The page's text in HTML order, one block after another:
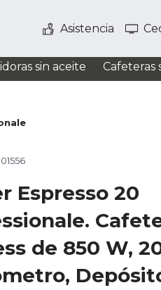
Asistencia
sin aceite Cafeteras
Espresso 20
de 850 W,